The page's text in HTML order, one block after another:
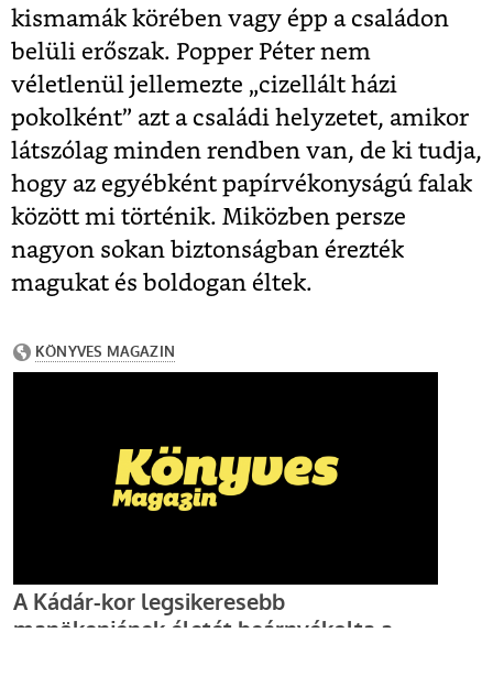
kismamák körében vagy épp a családon
belüli erőszak. Popper Péter nem
véletlenül jellemezte „cizellált házi
pokolként” azt a családi helyzetet, amikor
látszólag minden rendben van, de ki tudja,
hogy az egyébként papírvékonyságú falak
között mi történik. Miközben persze
nagyon sokan biztonságban érezték
magukat és boldogan éltek.